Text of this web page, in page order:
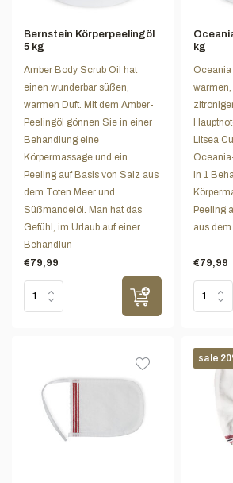
Bernstein Körperpeelingöl
5 kg
Amber Body Scrub Oil hat
einen wunderbar süßen,
warmen Duft. Mit dem Amber-
Peelingöl gönnen Sie in einer
Behandlung eine
Körpermassage und ein
Peeling auf Basis von Salz aus
dem Toten Meer und
Süßmandelöl. Man hat das
Gefühl, im Urlaub auf einer
Behandlun
€79,99
kg
Oceania
Litsea
in 1
Peeling
aus
€79,99
sale